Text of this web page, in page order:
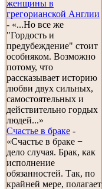
женщины в
грегорианской Англии
- «...Но все же
"Гордость и
предубеждение" стоит
особняком. Возможно
потому, что
рассказывает историю
любви двух сильных,
самостоятельных и
действительно гордых
людей...»
Счастье в браке -
«Счастье в браке −
дело случая. Брак, как
исполнение
обязанностей. Так, по
крайней мере, полагает